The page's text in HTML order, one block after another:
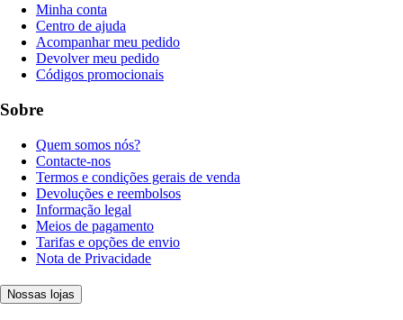
Minha conta
Centro de ajuda
Acompanhar meu pedido
Devolver meu pedido
Códigos promocionais
Sobre
Quem somos nós?
Contacte-nos
Termos e condições gerais de venda
Devoluções e reembolsos
Informação legal
Meios de pagamento
Tarifas e opções de envio
Nota de Privacidade
Nossas lojas